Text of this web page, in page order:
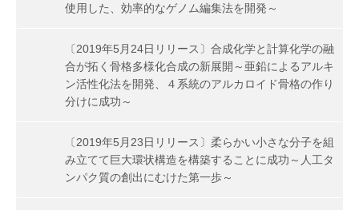
使用した、効率的なゲノム編集法を開発～
〔2019年5月24日リリース〕合成化学と計算化学の融
合が拓く骨格多様化合成の新展開～亜鉛によるアルキ
ン活性化法を開発、４系統のアルカロイド骨格の作り
分けに成功～
〔2019年5月23日リリース〕柔らかい小さな分子を組
み立てて巨大環状構造を構築することに成功～人工タ
ンパク質の創出にむけた第一歩～